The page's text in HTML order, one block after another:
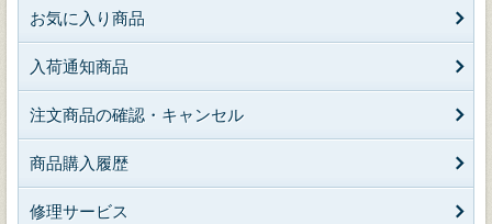
お気に入り商品
入荷通知商品
注文商品の確認・キャンセル
商品購入履歴
修理サービス